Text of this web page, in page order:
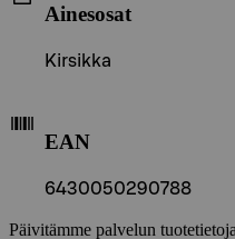
Ainesosat
Kirsikka
EAN
6430050290788
Päivitämme palvelun